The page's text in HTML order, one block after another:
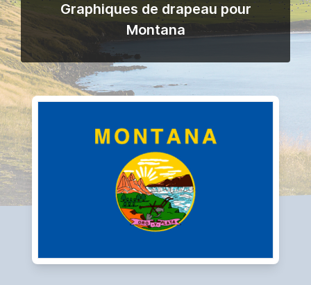
Graphiques de drapeau pour
Montana